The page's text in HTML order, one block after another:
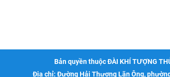
Bản quyền thuộc ĐÀI KHÍ TƯỢNG
Địa chỉ: Đường Hải Thượng Lãn Ông,